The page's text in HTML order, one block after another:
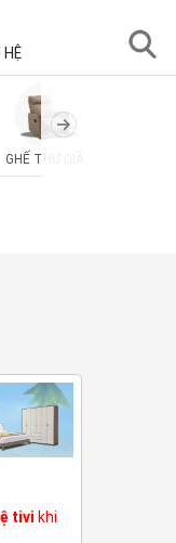
HỆ
GHẾ THƯ GIÃN
tivi khi